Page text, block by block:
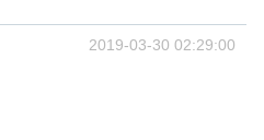
2019-03-30 02:29:00